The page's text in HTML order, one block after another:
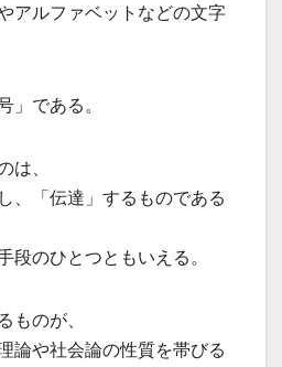
アルファベットなどの文字
」である。
は、
、「伝達」するものである
段のひとつともいえる。
ものが、
論や社会論の性質を帯びる